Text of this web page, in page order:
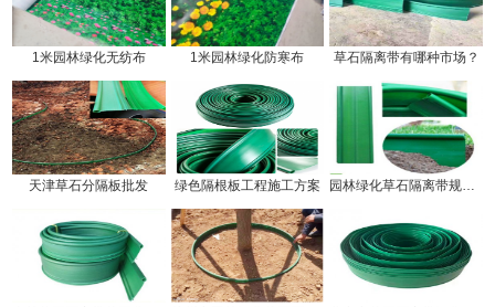
1米园林绿化无纺布 1米园林绿化防寒布 草石隔离带有哪种市场？
天津草石分隔板批发 绿色隔根板工程施工方案